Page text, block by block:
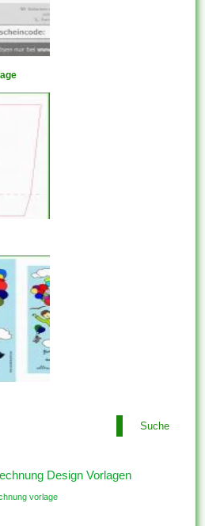
Suche
Design Vorlagen
vorlage